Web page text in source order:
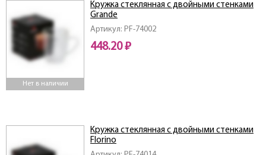
Нет в наличии
Артикул: PF-74002
Кружка стеклянная с двойными стенками
Grande
448.20 ₽
Кружка стеклянная с двойными стенками
Florino